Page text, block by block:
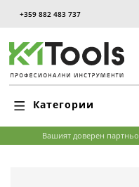
+359 882 483 737
Категории
Вашият доверен